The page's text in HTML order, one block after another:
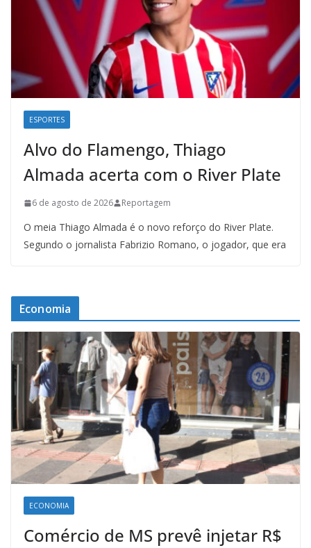
ESPORTES
Alvo do Flamengo, Thiago
Almada acerta com o River Plate
6 de agosto de 2026 Reportagem
O meia Thiago Almada é o novo reforço do River Plate.
Segundo o jornalista Fabrizio Romano, o jogador, que era
Economia
ECONOMIA
Comércio de MS prevê injetar R$